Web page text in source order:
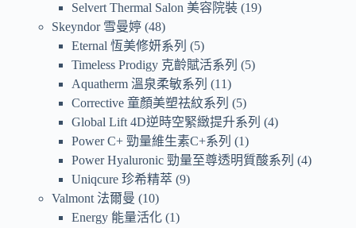
Selvert Thermal Salon 美容院裝 19
Skeyndor 雪曼婷 48
Eternal 恆美修妍系列
5
Timeless Prodigy 克齡賦活系列
5
Aquatherm 溫泉柔敏系列
11
Corrective 童顏美塑祛紋系列
5
Global Lift 4D逆時空緊緻提升系列
4
Power C+ 勁量維生素C+系列
1
Power Hyaluronic 勁量至尊透明質酸系列
4
Uniqcure 珍希精萃 9
Valmont 法爾曼
10
Energy 能量活化 1